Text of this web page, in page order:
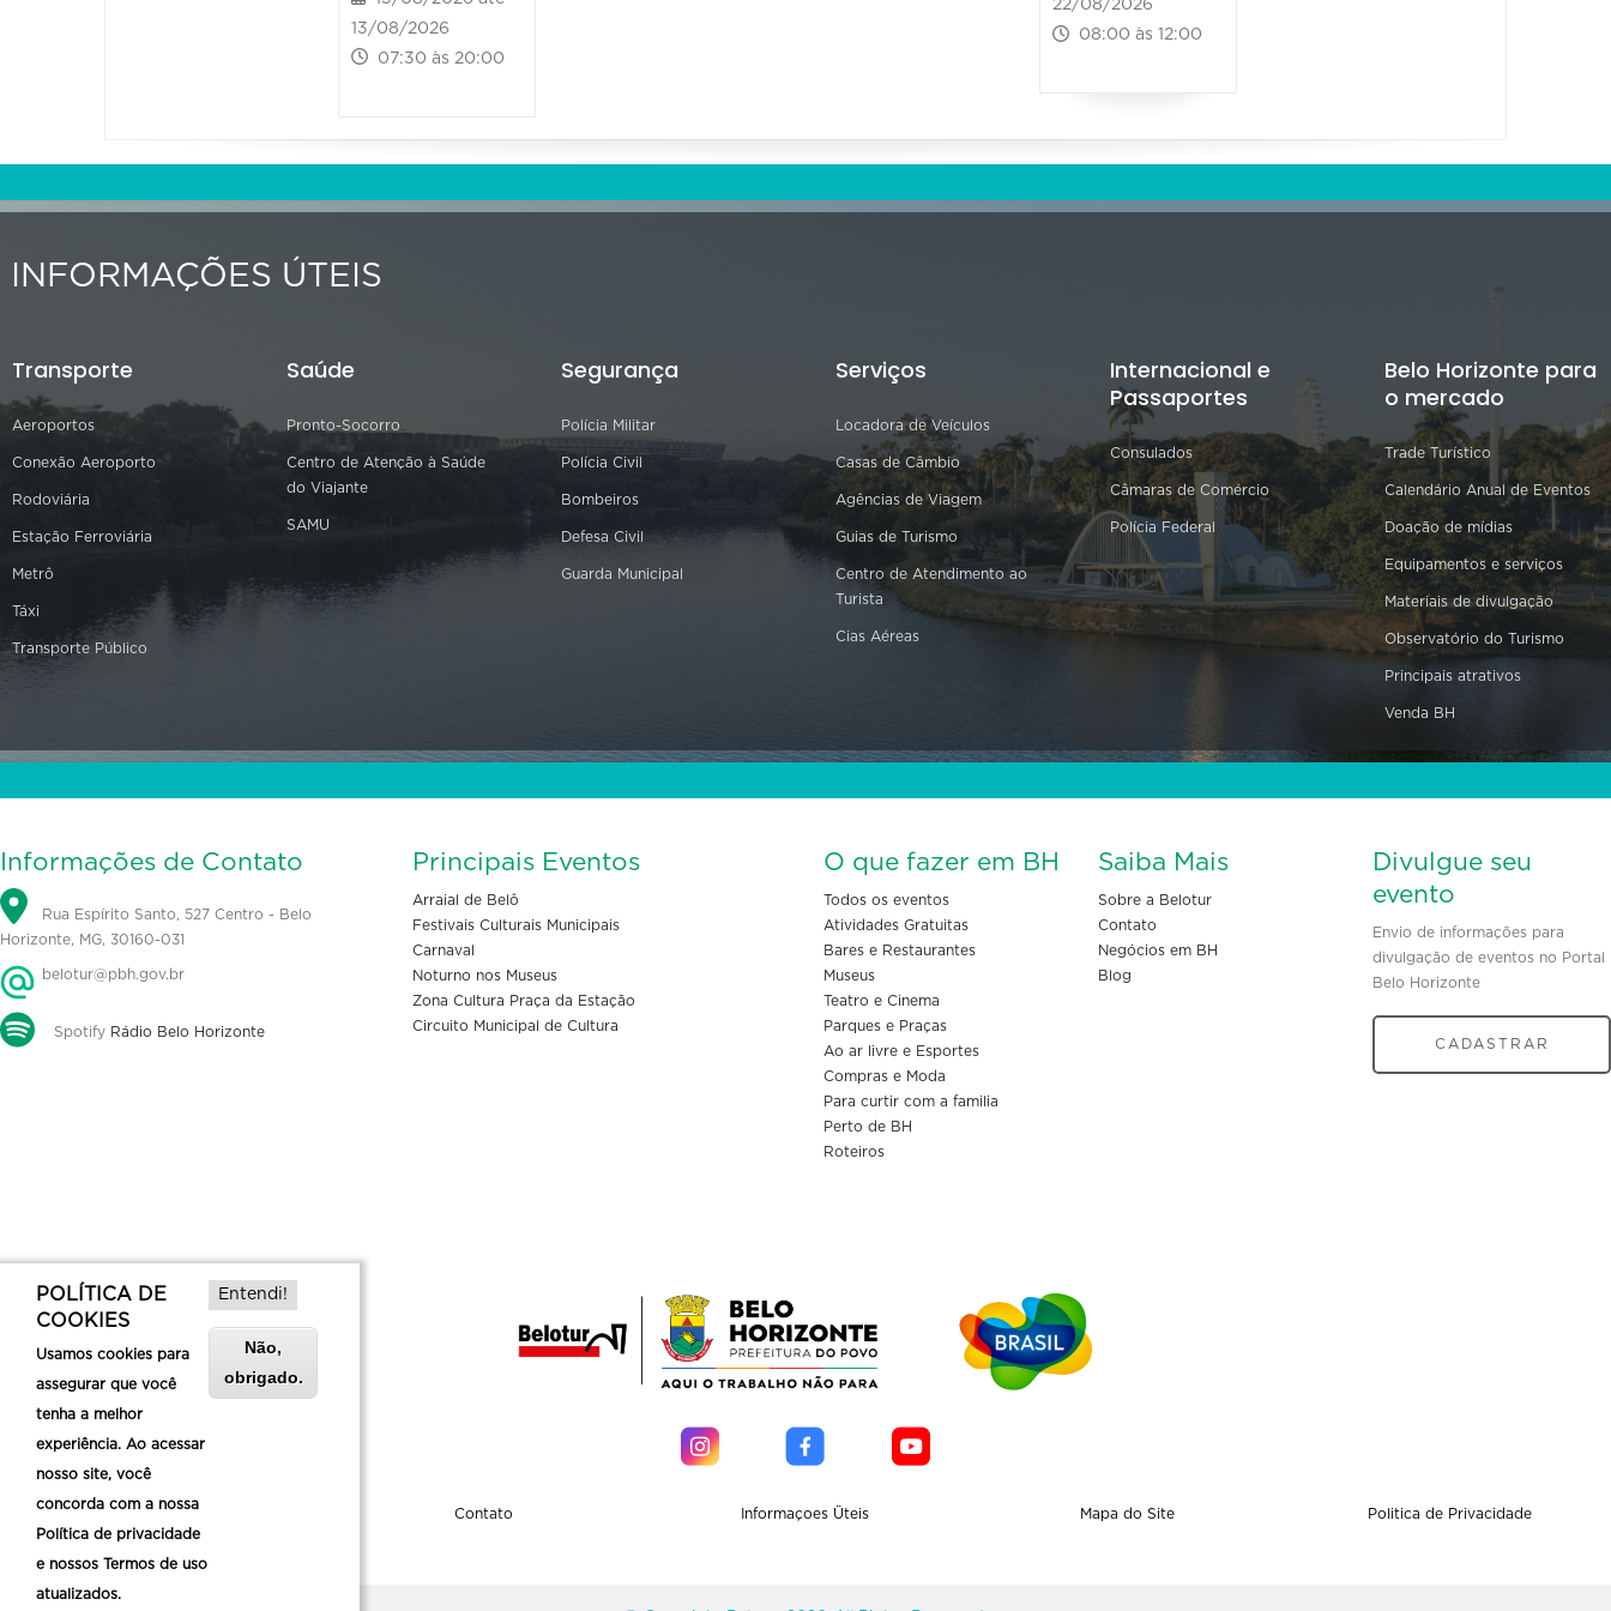
13/08/2026
07:30 às 20:00
22/08/2026
08:00 às 12:00
INFORMAÇÕES ÚTEIS
Transporte
Aeroportos
Conexão Aeroporto
Rodoviária
Estação Ferroviária
Metrô
Táxi
Transporte Público
Saúde
Pronto-Socorro
Centro de Atenção à Saúde
do Viajante
SAMU
Segurança
Polícia Militar
Polícia Civil
Bombeiros
Defesa Civil
Guarda Municipal
Serviços
Locadora de Veículos
Casas de Câmbio
Agências de Viagem
Guias de Turismo
Centro de Atendimento ao
Turista
Cias Aéreas
Internacional e
Passaportes
Consulados
Câmaras de Comércio
Polícia Federal
Belo Horizonte para
o mercado
Trade Turístico
Calendário Anual de Eventos
Doação de mídias
Equipamentos e serviços
Materiais de divulgação
Observatório do Turismo
Principais atrativos
Venda BH
Informações de Contato
Rua Espírito Santo, 527 Centro - Belo
Horizonte, MG, 30160-031
belotur@pbh.gov.br
Spotify Rádio Belo Horizonte
Principais Eventos
Arraial de Belô
Festivais Culturais Municipais
Carnaval
Noturno nos Museus
Zona Cultura Praça da Estação
Circuito Municipal de Cultura
O que fazer em BH
Todos os eventos
Atividades Gratuitas
Bares e Restaurantes
Museus
Teatro e Cinema
Parques e Praças
Ao ar livre e Esportes
Compras e Moda
Para curtir com a familia
Perto de BH
Roteiros
Saiba Mais
Sobre a Belotur
Contato
Negócios em BH
Blog
Divulgue seu
evento
Envio de informações para
divulgação de eventos no Portal
Belo Horizonte
CADASTRAR
Sobre a Belotur Contato Informaçoes Üteis Mapa do Site Politica de Privacidade
POLÍTICA DE
COOKIES
Usamos cookies para
assegurar que você
tenha a melhor
experiência. Ao acessar
nosso site, você
concorda com a nossa
Política de privacidade
e nossos Termos de uso
atualizados.
Entendi!
Não,
obrigado.